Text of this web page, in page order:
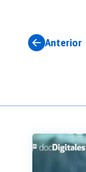
Anterior